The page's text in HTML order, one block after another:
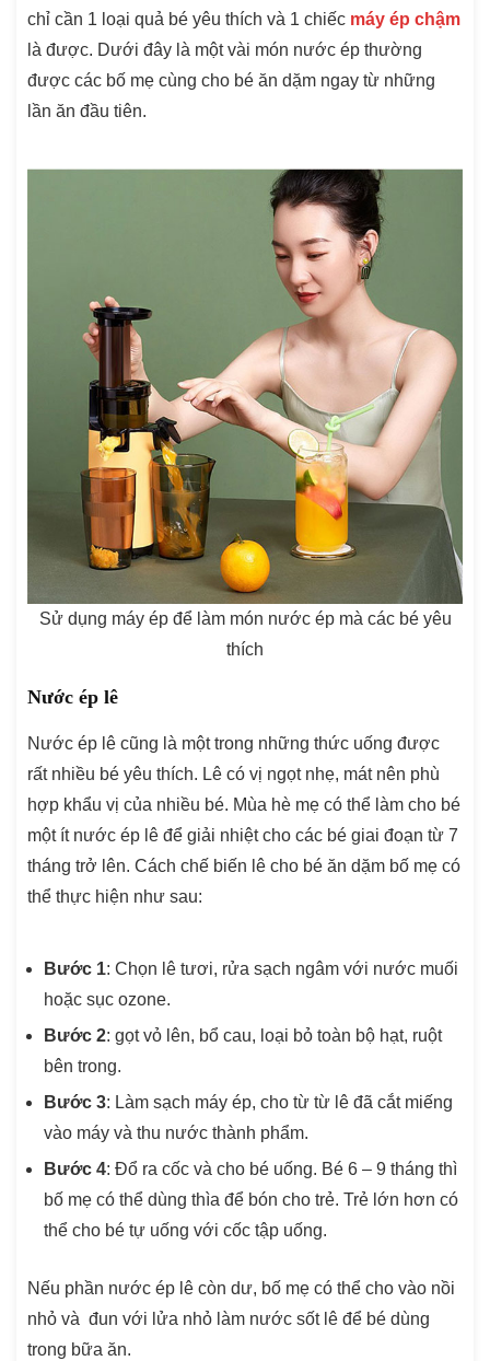
chỉ cần 1 loại quả bé yêu thích và 1 chiếc máy ép chậm
là được. Dưới đây là một vài món nước ép thường
được các bố mẹ cùng cho bé ăn dặm ngay từ những
lần ăn đầu tiên.
Sử dụng máy ép để làm món nước ép mà các bé yêu
thích
Nước ép lê
Nước ép lê cũng là một trong những thức uống được
rất nhiều bé yêu thích. Lê có vị ngọt nhẹ, mát nên phù
hợp khẩu vị của nhiều bé. Mùa hè mẹ có thể làm cho bé
một ít nước ép lê để giải nhiệt cho các bé giai đoạn từ 7
tháng trở lên. Cách chế biến lê cho bé ăn dặm bố mẹ có
thể thực hiện như sau:
Bước 1: Chọn lê tươi, rửa sạch ngâm với nước muối
hoặc sục ozone.
Bước 2: gọt vỏ lên, bổ cau, loại bỏ toàn bộ hạt, ruột
bên trong.
Bước 3: Làm sạch máy ép, cho từ từ lê đã cắt miếng
vào máy và thu nước thành phẩm.
Bước 4: Đổ ra cốc và cho bé uống. Bé 6 – 9 tháng thì
bố mẹ có thể dùng thìa để bón cho trẻ. Trẻ lớn hơn có
thể cho bé tự uống với cốc tập uống.
Nếu phần nước ép lê còn dư, bố mẹ có thể cho vào nồi
nhỏ và đun với lửa nhỏ làm nước sốt lê để bé dùng
trong bữa ăn.